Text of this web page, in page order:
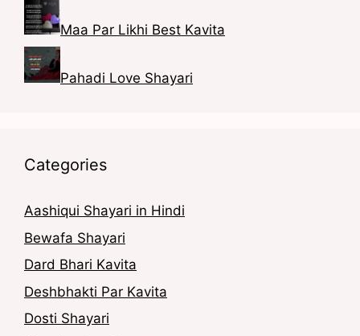
Maa Par Likhi Best Kavita
Pahadi Love Shayari
Categories
Aashiqui Shayari in Hindi
Bewafa Shayari
Dard Bhari Kavita
Deshbhakti Par Kavita
Dosti Shayari